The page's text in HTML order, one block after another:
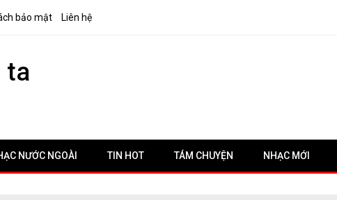
bảo mật Liên hệ
ta
NƯỚC NGOÀI TIN HOT TÁM CHUYỆN NHẠC MỚI